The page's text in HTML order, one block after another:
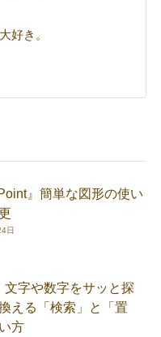
好き。
』簡単な図形の使い
日
文字や数字をサッと探
える「検索」と「置
方